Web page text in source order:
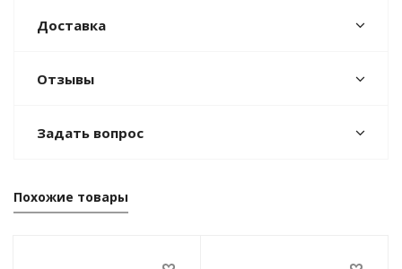
Доставка
Отзывы
Задать вопрос
Похожие товары